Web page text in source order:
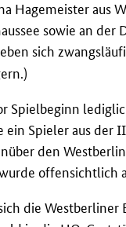
Hagemeister aus
sowie an
sich
Spielbeginn
Spieler aus der
den
offensichtlich
die